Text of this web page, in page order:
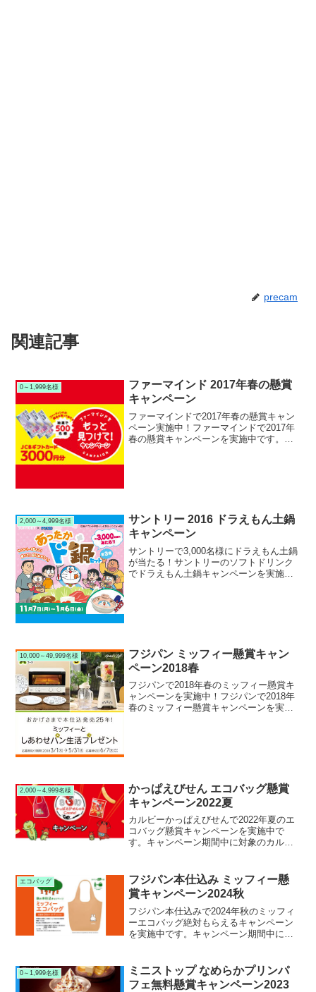
precam
関連記事
0～1,999名様
ファーマインド 2017年春の懸賞
キャンペーン
ファーマインドで2017年春の懸賞キャン
ペーン実施中！ファーマインドで2017年
春の懸賞キャンペーンを実施中です。キ
2,000～4,999名様
サントリー 2016 ドラえもん土鍋
キャンペーン
サントリーで3,000名様にドラえもん土鍋
が当たる！サントリーのソフトドリンク
でドラえもん土鍋キャンペーンを実施中
10,000～49,999名様
フジパン ミッフィー懸賞キャン
ペーン2018春
フジパンで2018年春のミッフィー懸賞キ
ャンペーンを実施中！フジパンで2018年
春のミッフィー懸賞キャンペーンを実施
2,000～4,999名様
かっぱえびせん エコバッグ懸賞
キャンペーン2022夏
カルビーかっぱえびせんで2022年夏のエ
コバッグ懸賞キャンペーンを実施中で
す。キャンペーン期間中に対象のカルビ
エコバッグが当たります。
エコバッグ
フジパン本仕込み ミッフィー懸
賞キャンペーン2024秋
フジパン本仕込みで2024年秋のミッフィ
ーエコバッグ絶対もらえるキャンペーン
を実施中です。キャンペーン期間中に対
ッフィーエコバッグが絶対もらえます。
0～1,999名様
ミニストップ なめらかプリンパ
フェ無料懸賞キャンペーン2023